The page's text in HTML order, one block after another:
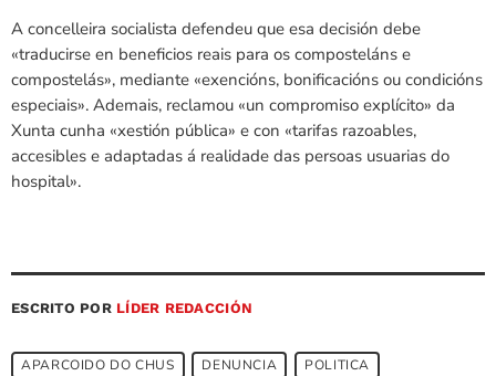
A concelleira socialista defendeu que esa decisión debe
«traducirse en beneficios reais para os composteláns e
compostelás», mediante «exencións, bonificacións ou condicións
especiais». Ademais, reclamou «un compromiso explícito» da
Xunta cunha «xestión pública» e con «tarifas razoables,
accesibles e adaptadas á realidade das persoas usuarias do
hospital».
ESCRITO POR LÍDER REDACCIÓN
APARCOIDO DO CHUS DENUNCIA
POLITICA